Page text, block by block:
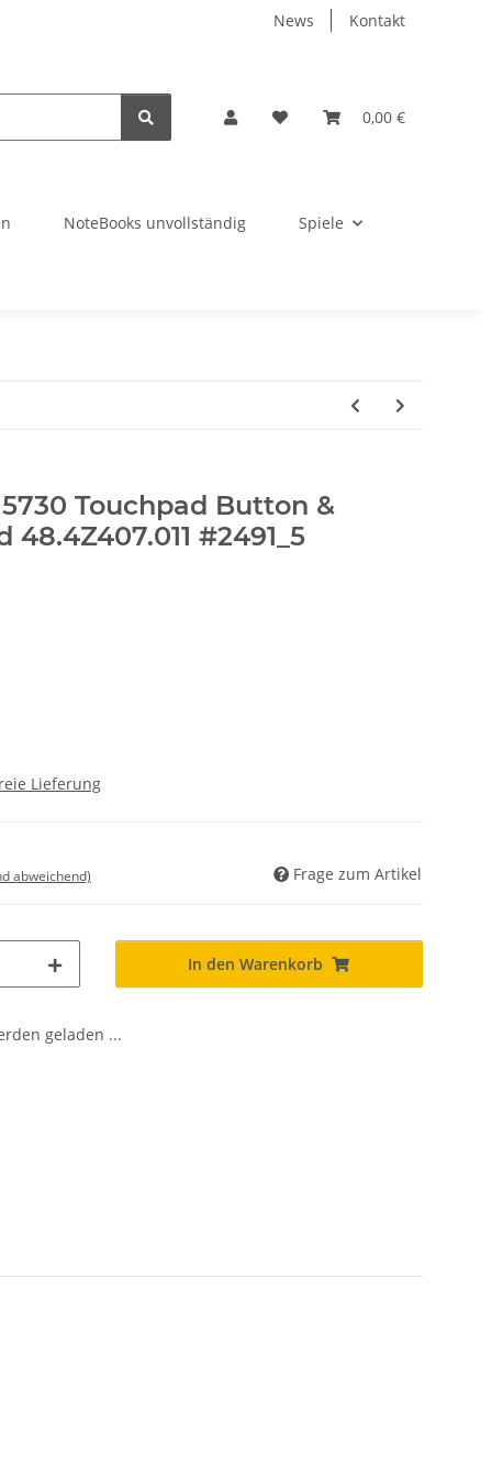
News Kontakt
0,00 €
NoteBooks unvollständig Spiele
Touchpad Button &
#2491_5
Lieferung
abweichend) Frage zum Artikel
In den Warenkorb
geladen ...